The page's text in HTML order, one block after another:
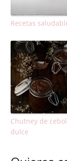
Recetas
Chutney de
dulce